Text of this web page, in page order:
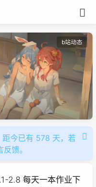
b站动态
今已有 578 天，若
馈。
2.8 每天一本作业下